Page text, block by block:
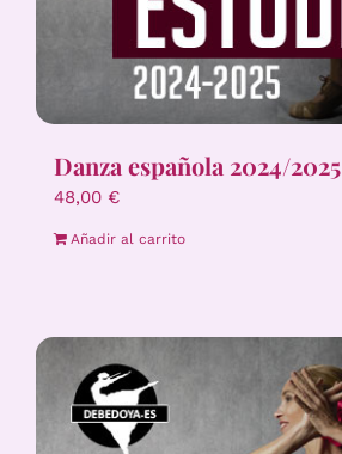
Danza española 2024/2025
48,00 €
Añadir al carrito